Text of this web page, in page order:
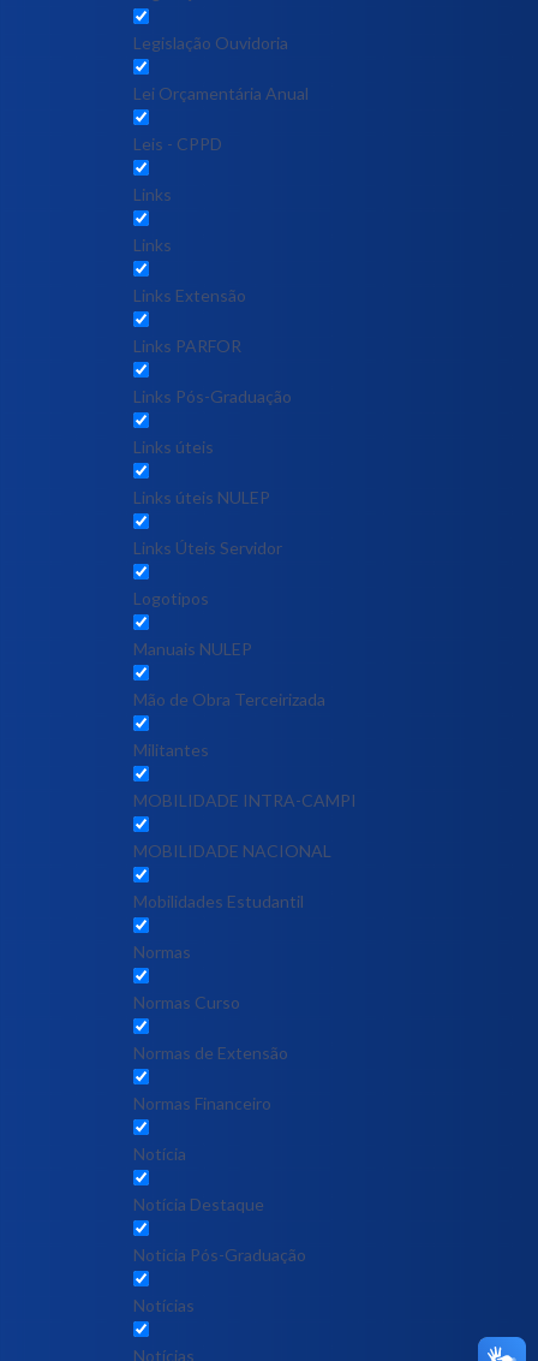
Legislação Ouvidoria
Lei Orçamentária Anual
Leis - CPPD
Links
Links
Links Extensão
Links PARFOR
Links Pós-Graduação
Links úteis
Links úteis NULEP
Links Úteis Servidor
Logotipos
Manuais NULEP
Mão de Obra Terceirizada
Militantes
MOBILIDADE INTRA-CAMPI
MOBILIDADE NACIONAL
Mobilidades Estudantil
Normas
Normas Curso
Normas de Extensão
Normas Financeiro
Notícia
Notícia Destaque
Noticia Pós-Graduação
Notícias
Notícias